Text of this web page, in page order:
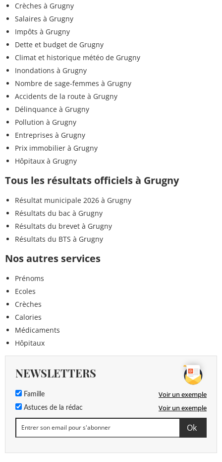
Crèches à Grugny
Salaires à Grugny
Impôts à Grugny
Dette et budget de Grugny
Climat et historique météo de Grugny
Inondations à Grugny
Nombre de sage-femmes à Grugny
Accidents de la route à Grugny
Délinquance à Grugny
Pollution à Grugny
Entreprises à Grugny
Prix immobilier à Grugny
Hôpitaux à Grugny
Tous les résultats officiels à Grugny
Résultat municipale 2026 à Grugny
Résultats du bac à Grugny
Résultats du brevet à Grugny
Résultats du BTS à Grugny
Nos autres services
Prénoms
Ecoles
Crèches
Calories
Médicaments
Hôpitaux
NEWSLETTERS
Famille Voir un exemple
Astuces de la rédac Voir un exemple